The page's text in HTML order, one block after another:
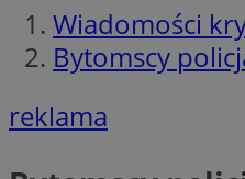
Wiadomości
Bytomscy
reklama